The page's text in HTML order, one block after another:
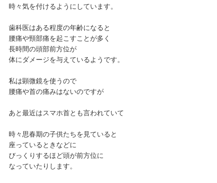
時々気を付けるようにしています。
歯科医はある程度の年齢になると
腰痛や頸部痛を起こすことが多く
長時間の頭部前方位が
体にダメージを与えているようです。
私は顕微鏡を使うので
腰痛や首の痛みはないのですが
あと最近はスマホ首とも言われていて
時々思春期の子供たちを見ていると
座っているときなどに
びっくりするほど頭が前方位に
なっていたりします。